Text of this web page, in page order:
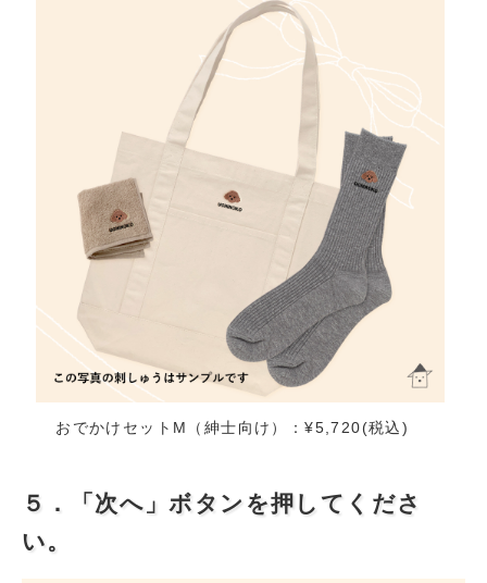
おでかけセットM（紳士向け）：¥5,720(税込)
５．「次へ」ボタンを押してくださ
い。